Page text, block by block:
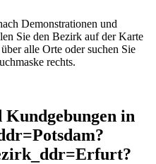
Demonstrationen und
Sie den Bezirk auf der Karte
alle Orte oder suchen Sie
rechts.
Kundgebungen in